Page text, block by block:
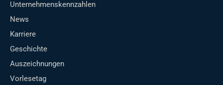
Unternehmenskennzahlen
News
Karriere
Geschichte
Auszeichnungen
Vorlesetag